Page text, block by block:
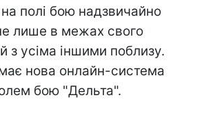
полі бою надзвичайно
лише в межах свого
з усіма іншими поблизу.
нова онлайн-система
бою "Дельта".